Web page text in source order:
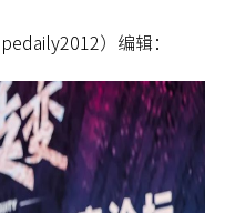
）编辑：